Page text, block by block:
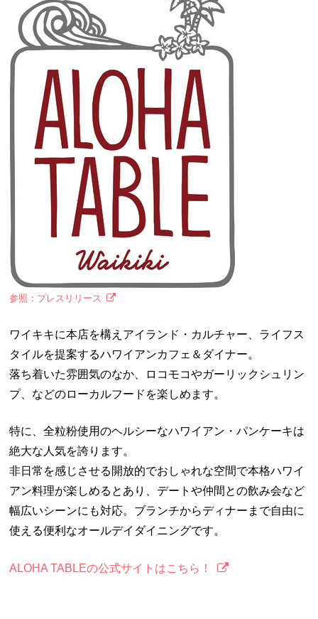
参照：プレスリリース
ワイキキに本店を構えアイランド・カルチャー、ライフス
タイルを提案するハワイアンカフェ＆ダイナー。
落ち着いた雰囲気のなか、ロコモコやガーリックシュリン
プ、などのローカルフードを楽しめます。
特に、全粒粉使用のヘルシーなハワイアン・パンケーキは
絶大な人気を誇ります。
非日常を感じさせる開放的でおしゃれな空間で本格ハワイ
アン料理が楽しめるとあり、デートや仲間との飲み会など
幅広いシーンにも対応。ブランチからディナーまで自由に
使える便利なオールデイダイニングです。
ALOHA TABLEの公式サイトはこちら！